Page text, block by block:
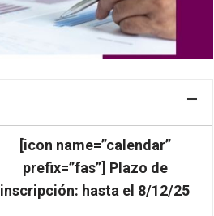
[icon name=”calendar”
prefix=”fas”] Plazo de
inscripción: hasta el 8/12/25